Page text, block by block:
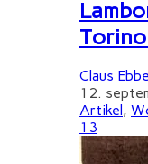
Claus
12.
Artikel ,
13